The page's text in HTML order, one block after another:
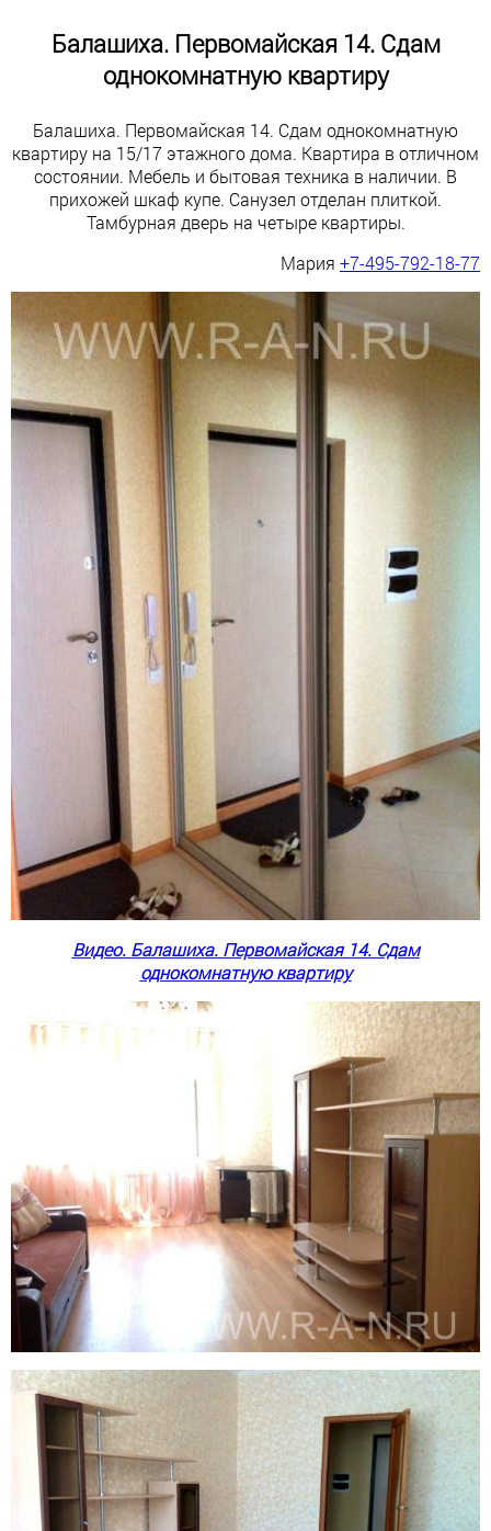
Балашиха. Первомайская 14. Сдам
однокомнатную квартиру
Балашиха. Первомайская 14. Сдам однокомнатную
квартиру на 15/17 этажного дома. Квартира в отличном
состоянии. Мебель и бытовая техника в наличии. В
прихожей шкаф купе. Санузел отделан плиткой.
Тамбурная дверь на четыре квартиры.
Мария +7-495-792-18-77
Видео. Балашиха. Первомайская 14. Сдам
однокомнатную квартиру